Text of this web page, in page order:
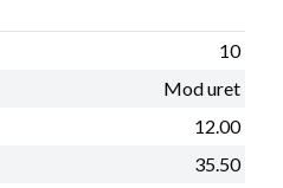
10
Mod uret
12.00
35.50